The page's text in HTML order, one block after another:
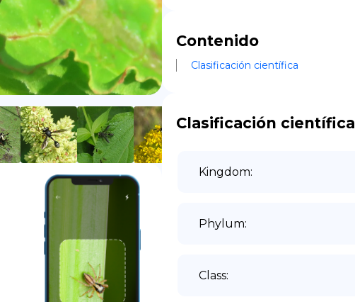
EN
FR
DE
Contenido
Clasificación científica
Clasificación científica
Kingdom:
Phylum:
Class: